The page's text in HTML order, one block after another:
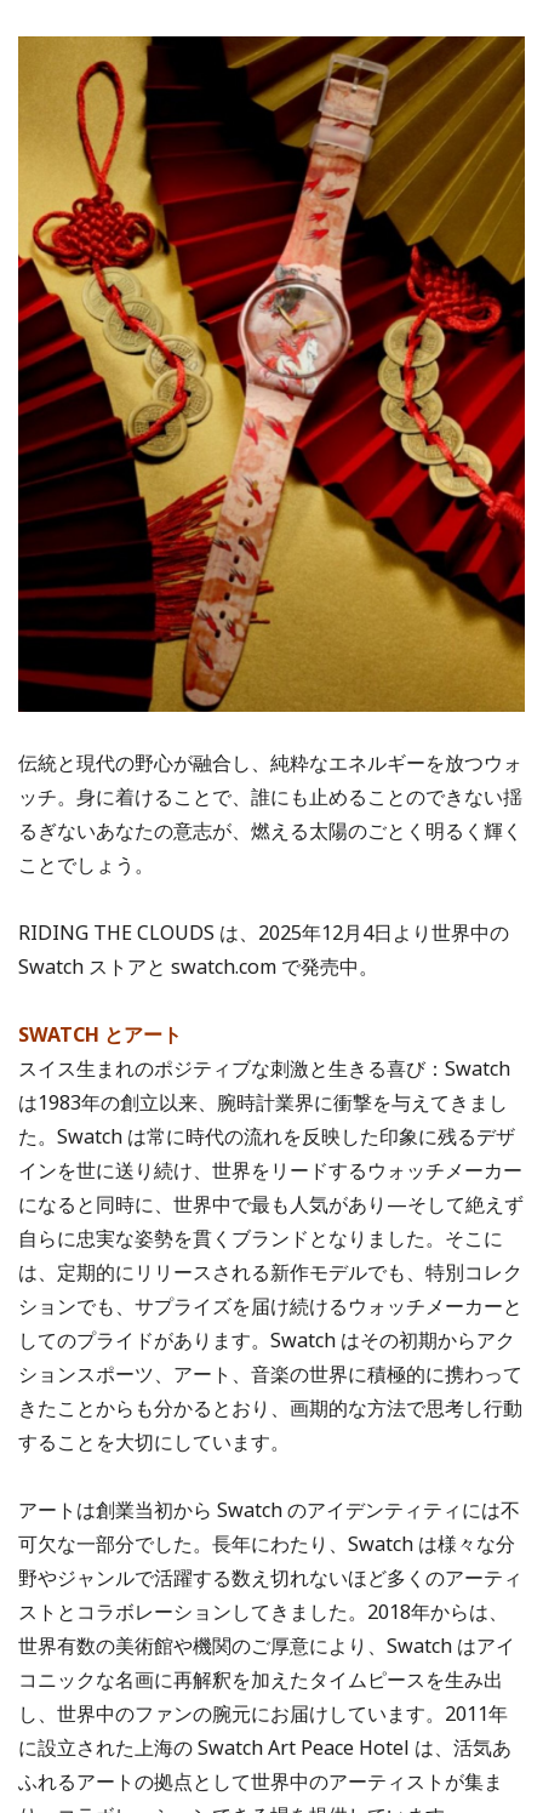
伝統と現代の野心が融合し、純粋なエネルギーを放つウォ
ッチ。身に着けることで、誰にも止めることのできない揺
るぎないあなたの意志が、燃える太陽のごとく明るく輝く
ことでしょう。
RIDING THE CLOUDS は、2025年12月4日より世界中の
Swatch ストアと swatch.com で発売中。
SWATCH とアート
スイス生まれのポジティブな刺激と生きる喜び：Swatch
は1983年の創立以来、腕時計業界に衝撃を与えてきまし
た。Swatch は常に時代の流れを反映した印象に残るデザ
インを世に送り続け、世界をリードするウォッチメーカー
になると同時に、世界中で最も人気があり—そして絶えず
自らに忠実な姿勢を貫くブランドとなりました。そこに
は、定期的にリリースされる新作モデルでも、特別コレク
ションでも、サプライズを届け続けるウォッチメーカーと
してのプライドがあります。Swatch はその初期からアク
ションスポーツ、アート、音楽の世界に積極的に携わって
きたことからも分かるとおり、画期的な方法で思考し行動
することを大切にしています。
アートは創業当初から Swatch のアイデンティティには不
可欠な一部分でした。長年にわたり、Swatch は様々な分
野やジャンルで活躍する数え切れないほど多くのアーティ
ストとコラボレーションしてきました。2018年からは、
世界有数の美術館や機関のご厚意により、Swatch はアイ
コニックな名画に再解釈を加えたタイムピースを生み出
し、世界中のファンの腕元にお届けしています。2011年
に設立された上海の Swatch Art Peace Hotel は、活気あ
ふれるアートの拠点として世界中のアーティストが集ま